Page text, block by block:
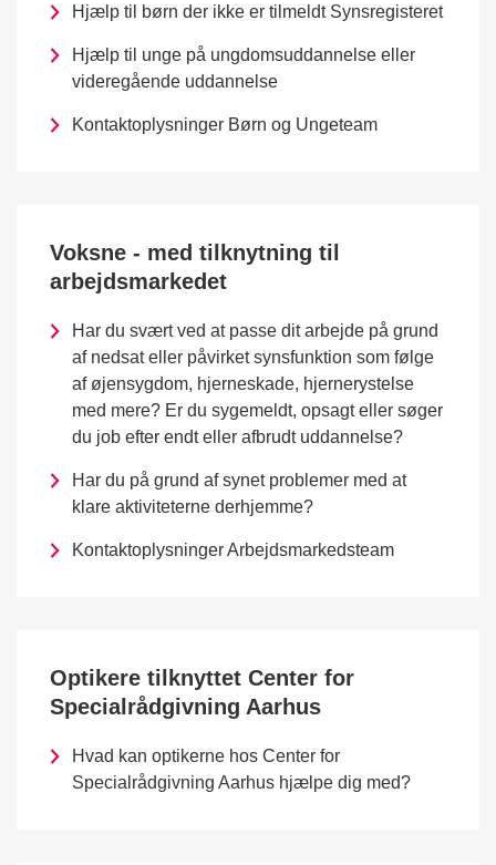
Hjælp til børn der ikke er tilmeldt Synsregisteret
Hjælp til unge på ungdomsuddannelse eller
videregående uddannelse
Kontaktoplysninger Børn og Ungeteam
Voksne - med tilknytning til
arbejdsmarkedet
Har du svært ved at passe dit arbejde på grund
af nedsat eller påvirket synsfunktion som følge
af øjensygdom, hjerneskade, hjernerystelse
med mere? Er du sygemeldt, opsagt eller søger
du job efter endt eller afbrudt uddannelse?
Har du på grund af synet problemer med at
klare aktiviteterne derhjemme?
Kontaktoplysninger Arbejdsmarkedsteam
Optikere tilknyttet Center for
Specialrådgivning Aarhus
Hvad kan optikerne hos Center for
Specialrådgivning Aarhus hjælpe dig med?